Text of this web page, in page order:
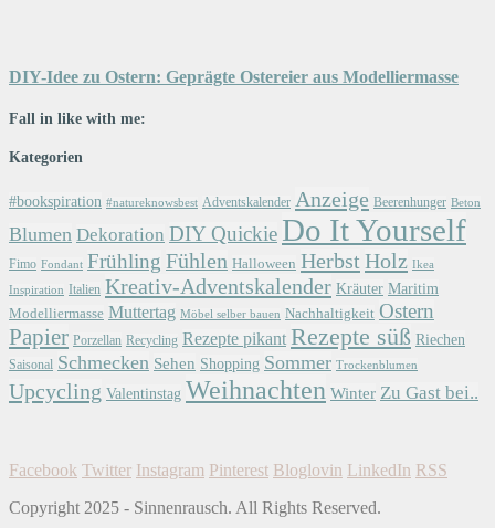
DIY-Idee zu Ostern: Geprägte Ostereier aus Modelliermasse
Fall in like with me:
Kategorien
#bookspiration #natureknowsbest Adventskalender Anzeige Beerenhunger Beton
Blumen Dekoration DIY Quickie Do It Yourself
Fimo Fondant Frühling Fühlen Halloween Herbst Holz Ikea
Inspiration Italien Kreativ-Adventskalender Kräuter Maritim
Modelliermasse Muttertag Möbel selber bauen Nachhaltigkeit Ostern
Papier Porzellan Recycling Rezepte pikant Rezepte süß Riechen
Saisonal Schmecken Sehen Shopping Sommer Trockenblumen
Upcycling Valentinstag Weihnachten Winter Zu Gast bei..
Facebook Twitter Instagram Pinterest Bloglovin LinkedIn RSS
Copyright 2025 - Sinnenrausch. All Rights Reserved.